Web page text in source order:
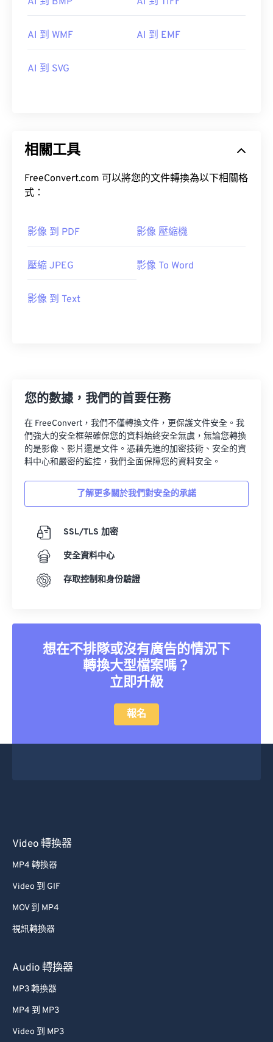
AI 到 WMF AI 到 EMF
AI 到 SVG
相關工具
FreeConvert.com 可以將您的文件轉換為以下相關格
式：
影像 到 PDF 影像 壓縮機
壓縮 JPEG 影像 To Word
影像 到 Text
您的數據，我們的首要任務
在 FreeConvert，我們不僅轉換文件，更保護文件安全。我
們強大的安全框架確保您的資料始終安全無虞，無論您轉換
的是影像、影片還是文件。憑藉先進的加密技術、安全的資
料中心和嚴密的監控，我們全面保障您的資料安全。
了解更多關於我們對安全的承諾
SSL/TLS 加密
安全資料中心
存取控制和身份驗證
想在不排隊或沒有廣告的情況下
轉換大型檔案嗎？
立即升級
報名
Video 轉換器
MP4 轉換器
Video 到 GIF
MOV 到 MP4
視訊轉換器
Audio 轉換器
MP3 轉換器
MP4 到 MP3
Video 到 MP3